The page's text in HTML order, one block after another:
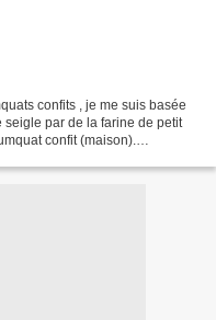
confits , je me suis basée
seigle par de la farine de petit
confit (maison).